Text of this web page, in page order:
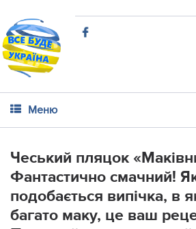
Меню
Чеський пляцок
Фантастично смачний!
подобається випічка, в
багато маку, це ваш